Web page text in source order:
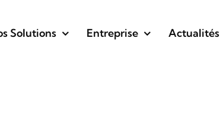
Solutions Entreprise Actualités